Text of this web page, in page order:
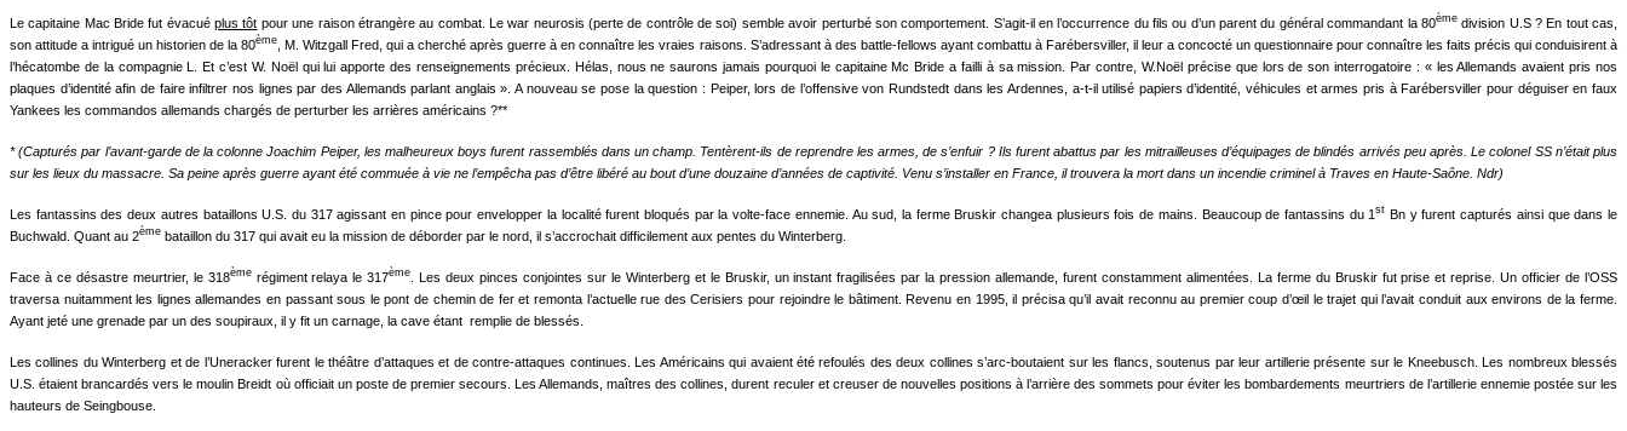
Le capitaine Mac Bride fut évacuéplus tôt pour une raison étrangère au combat. Le war neurosis (perte de contrôle de soi) semble avoir perturbé son comportement. S’agit-il en l’occurrence du fils ou d’un parent du général commandant la 80èmedivision U.S ? En tout cas,
son attitude a intrigué un historien de la 80ème
, M. Witzgall Fred, qui a cherché après guerre à en connaître les vraies raisons. S’adressant à des battle-fellows ayant combattu à Farébersviller, il leur a concocté un questionnaire pour connaître les faits précis qui conduisirent à
l’hécatombe de la compagnie L. Et c’est W. Noël qui lui apporte des renseignements précieux. Hélas, nous ne saurons jamais pourquoi le capitaine Mc Bride a failli à sa mission. Par contre, W.Noël précise que lors de son interrogatoire : « les Allemands avaient pris nos
plaques d’identité afin de faire infiltrer nos lignes par des Allemands parlant anglais ». A nouveau se pose la question : Peiper, lors de l’offensive von Rundstedt dans les Ardennes, a-t-il utilisé papiers d’identité, véhicules et armes pris à Farébersviller pour déguiser en faux
Yankees les commandos allemands chargés de perturber les arrières américains ?**
* (Capturés par l’avant-garde de la colonne Joachim Peiper, les malheureux boys furent rassemblés dans un champ. Tentèrent-ils de reprendre les armes, de s’enfuir ? Ils furent abattus par les mitrailleuses d’équipages de blindés arrivés peu après. Le colonel SS n’était plus
sur les lieux du massacre. Sa peine après guerre ayant été commuée à vie ne l’empêcha pas d’être libéré au bout d’une douzaine d’années de captivité. Venu s’installer en France, il trouvera la mort dans un incendie criminel à Traves en Haute-Saône. Ndr)
Les fantassins des deux autres bataillons U.S. du 317 agissant en pince pour envelopper la localité furent bloqués par la volte-face ennemie. Au sud, la ferme Bruskir changea plusieurs fois de mains. Beaucoup de fantassins du 1st Bn y furent capturés ainsi que dans le
Buchwald. Quant au 2ème bataillon du 317 qui avait eu la mission de déborder par le nord, il s’accrochait difficilement aux pentes du Winterberg.
Face à ce désastre meurtrier, le 318èmerégiment relaya le 317ème
. Les deux pinces conjointes sur le Winterberg et le Bruskir, un instant fragilisées par la pression allemande, furent constamment alimentées. La ferme du Bruskir fut prise et reprise. Un officier de l’OSS
traversa nuitamment les lignes allemandes en passant sous le pont de chemin de fer et remonta l’actuelle rue des Cerisiers pour rejoindre le bâtiment. Revenu en 1995, il précisa qu’il avait reconnu au premier coup d’œil le trajet qui l’avait conduit aux environs de la ferme.
Ayant jeté une grenade par un des soupiraux, il y fit un carnage, la cave étant remplie de blessés.
Les collines du Winterberg et de l’Uneracker furent le théâtre d’attaques et de contre-attaques continues. Les Américains qui avaient été refoulés des deux collines s’arc-boutaient sur les flancs, soutenus par leur artillerie présente sur le Kneebusch. Les nombreux blessés
U.S. étaient brancardés vers le moulin Breidt où officiait un poste de premier secours. Les Allemands, maîtres des collines, durent reculer et creuser de nouvelles positions à l’arrière des sommets pour éviter les bombardements meurtriers de l’artillerie ennemie postée sur les
hauteurs de Seingbouse.